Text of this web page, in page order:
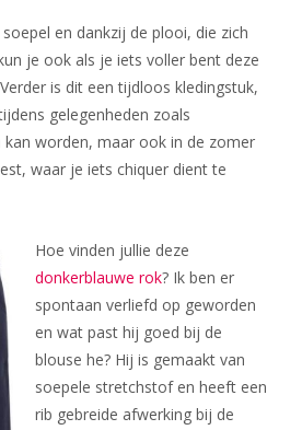
en dankzij de plooi, die zich
je ook als je iets voller bent deze
is dit een tijdloos kledingstuk,
gelegenheden zoals
kan worden, maar ook in de zomer
waar je iets chiquer dient te
Hoe vinden jullie deze
donkerblauwe rok? Ik ben er
spontaan verliefd op geworden
en wat past hij goed bij de
blouse he? Hij is gemaakt van
soepele stretchstof en heeft een
rib gebreide afwerking bij de